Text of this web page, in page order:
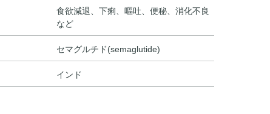
食欲減退、下痢、嘔吐、便秘、消化不良
など
セマグルチド(semaglutide)
インド